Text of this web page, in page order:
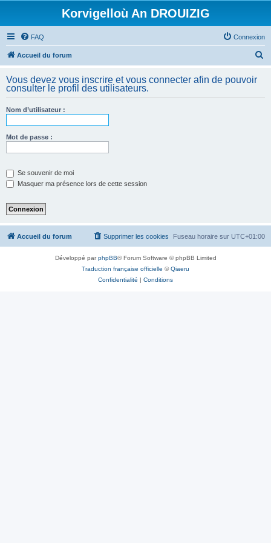
Korvigelloù An DROUIZIG
FAQ Connexion
Accueil du forum
h
Vous devez vous inscrire et vous connecter afin de pouvoir
consulter le profil des utilisateurs.
Nom d’utilisateur :
Mot de passe :
Se souvenir de moi
Masquer ma présence lors de cette session
Accueil du forum Fuseau horaire sur UTC+01:00
Supprimer les cookies
Développé parphpBB® Forum Software © phpBB Limited
Traduction française officielle ©Qiaeru
Confidentialité | Conditions